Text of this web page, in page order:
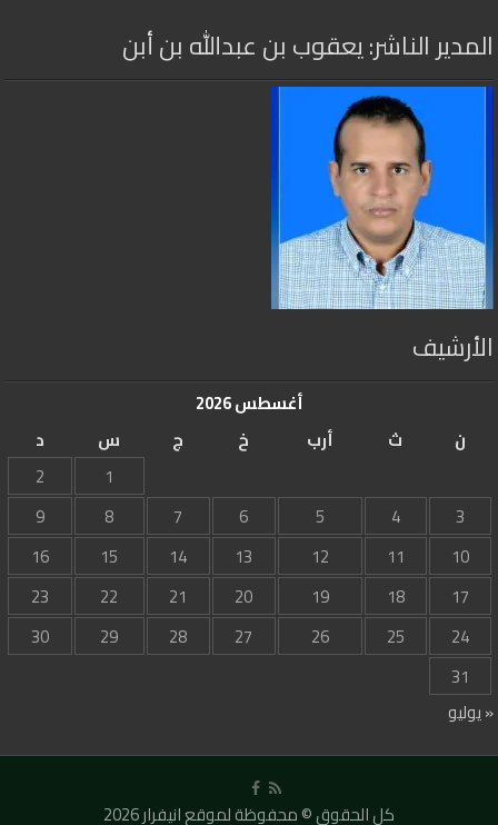
المدير الناشر: يعقوب بن عبدالله بن أبن
الأرشيف
أغسطس 2026
ن
ث أرب خ ج س
د
1
2
3
4
5
6
7
8
9
10
11
12
13
14
15
16
17
18
19
20
21
22
23
24
25
26
27
28
29
30
31
« يوليو
كل الحقوق © محفوظة لموقع انيفرار 2026